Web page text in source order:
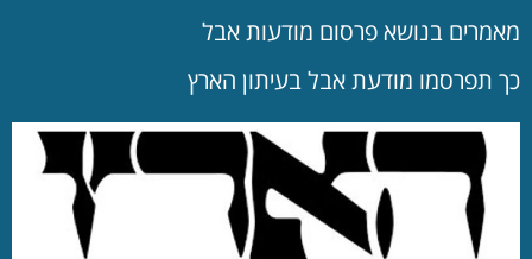
מאמרים בנושא פרסום מודעות אבל
כך תפרסמו מודעת אבל בעיתון הארץ